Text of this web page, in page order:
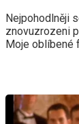
Nejpohodlněji
znovuzrozeni
Moje oblíbené